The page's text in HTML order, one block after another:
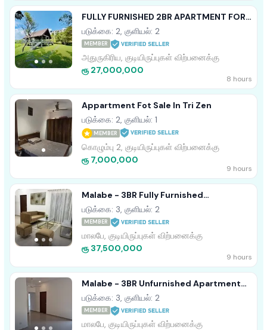
FULLY FURNISHED 2BR APARTMENT FOR
SALE IN ARIYANA RESORT ATHURUGIRIYA
படுக்கை: 2, குளியல்: 2
MEMBER
அதுருகிரிய, குடியிருப்புகள் விற்பனைக்கு
ரூ 27,000,000
8 hours
Appartment Fot Sale In Tri Zen
படுக்கை: 2, குளியல்: 1
MEMBER
கொழும்பு 2, குடியிருப்புகள் விற்பனைக்கு
ரூ 7,000,000
9 hours
Malabe - 3BR Fully Furnished
Apartment For Sale • TPM2024NADEES
படுக்கை: 3, குளியல்: 2
MEMBER
மாலபே, குடியிருப்புகள் விற்பனைக்கு
ரூ 37,500,000
9 hours
Malabe - 3BR Unfurnished Apartment
For Sale • TPM2024DESH
படுக்கை: 3, குளியல்: 2
MEMBER
மாலபே, குடியிருப்புகள் விற்பனைக்கு